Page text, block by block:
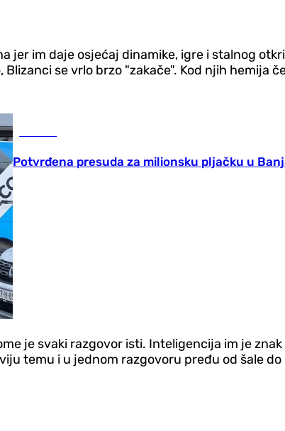
jer im daje osjećaj dinamike, igre i stalnog
se vrlo brzo "zakače". Kod njih hemija
Potvrđena presuda za milionsku pljačku u
je svaki razgovor isti. Inteligencija im je
temu i u jednom razgovoru pređu od šale